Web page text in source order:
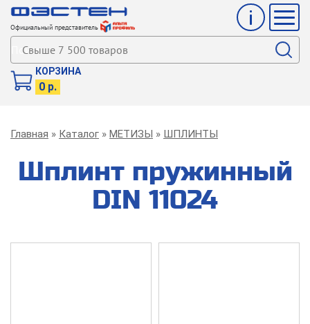
Официальный представитель
Инфо
Поиск
КОРЗИНА
0 р.
Строка
Главная Каталог МЕТИЗЫ ШПЛИНТЫ
Шплинт пружинный
DIN 11024